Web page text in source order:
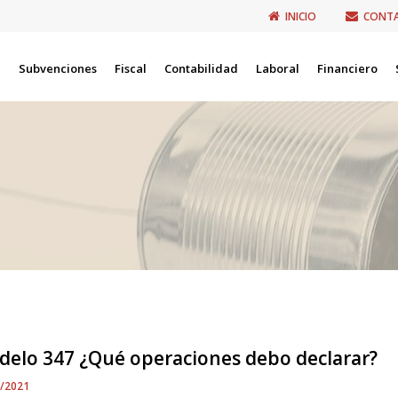
INICIO
Subvenciones Fiscal Contabilidad Laboral Financiero
347 ¿Qué operaciones debo declarar?
2021